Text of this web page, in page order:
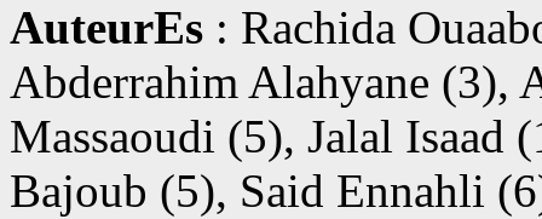
AuteurEs : Rachida
Abderrahim Alahyane (3),
Massaoudi (5), Jalal
Bajoub (5), Said Ennahli